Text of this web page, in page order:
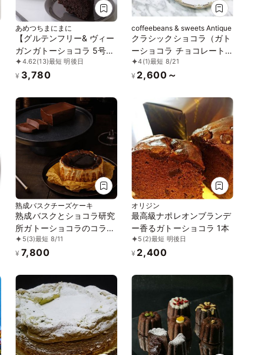
あめつちまにまに
【グルテンフリー& ヴィー
ガンガトーショコラ 5号
《米粉のガトーショコラ》
4.62(13)最短 明後日
¥ 3,780
coffeebeans & sweets Antique
クラシックショコラ（ガト
ーショコラ チョコレート
ケーキ） 4号
4(1)最短 8/21
¥ 2,600～
熟成バスクチーズケーキ
熟成バスクとショコラ研究
所ガトーショコラのコラボ
誕生日プレゼント
5(3)最短 8/11
¥ 7,800
オリジン
最高級ナポレオンブランデ
ー香るガトーショコラ 1本
5 (2)最短 明後日
¥ 2,400